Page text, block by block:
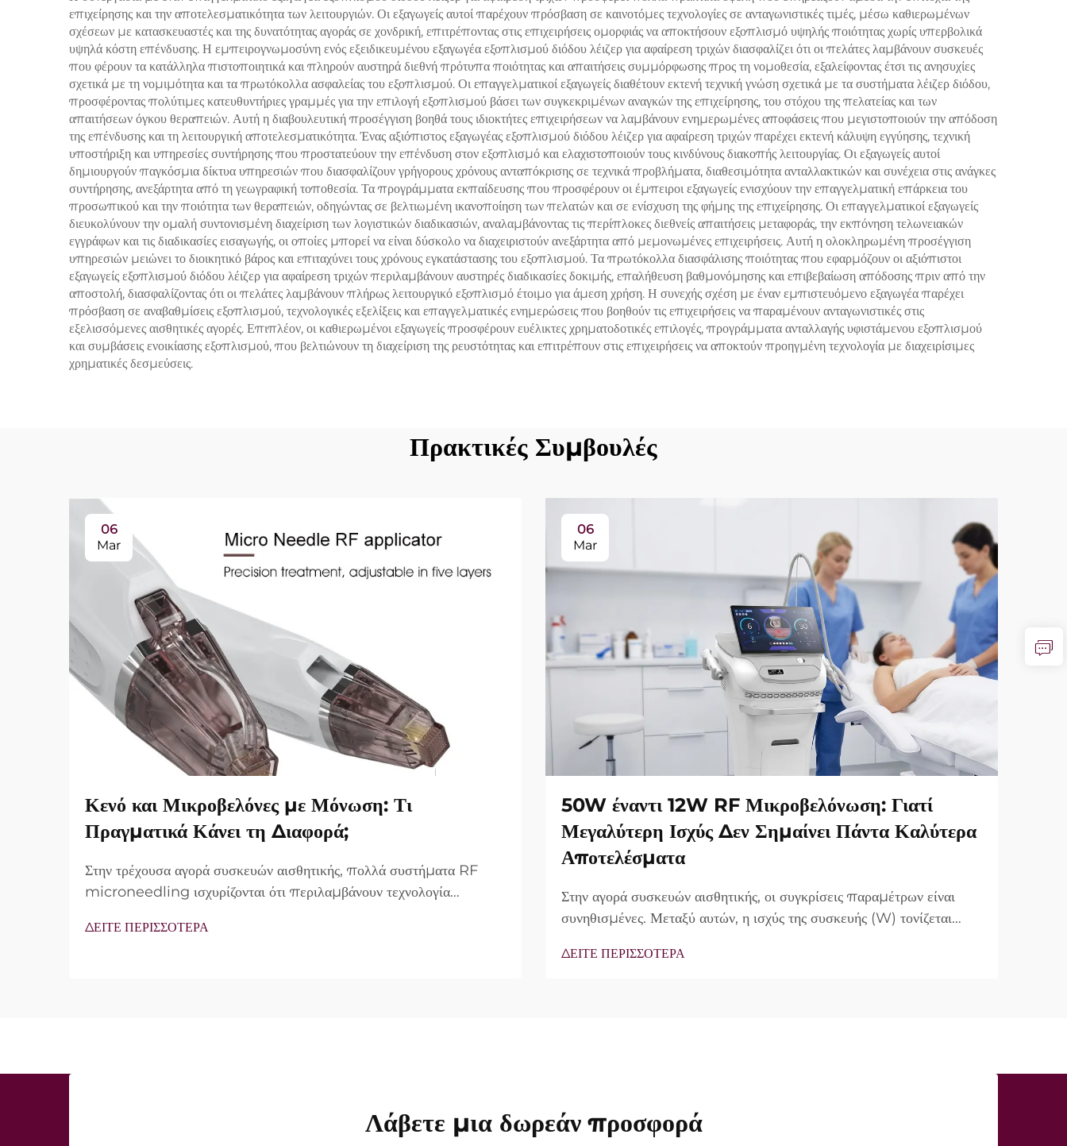
αντιμετώπιση γήρανσης
για αναδιαμόρφωση και
λιπόλυση του σώματος
επιχείρησης και την αποτελεσματικότητα των λειτουργιών. Οι εξαγωγείς αυτοί παρέχουν πρόσβαση σε καινοτόμες τεχνολογίες σε ανταγωνιστικές τιμές, μέσω καθιερωμένων
σχέσεων με κατασκευαστές και της δυνατότητας αγοράς σε χονδρική, επιτρέποντας στις επιχειρήσεις ομορφιάς να αποκτήσουν εξοπλισμό υψηλής ποιότητας χωρίς υπερβολικά
υψηλά κόστη επένδυσης. Η εμπειρογνωμοσύνη ενός εξειδικευμένου εξαγωγέα εξοπλισμού διόδου λέιζερ για αφαίρεση τριχών διασφαλίζει ότι οι πελάτες λαμβάνουν συσκευές
που φέρουν τα κατάλληλα πιστοποιητικά και πληρούν αυστηρά διεθνή πρότυπα ποιότητας και απαιτήσεις συμμόρφωσης προς τη νομοθεσία, εξαλείφοντας έτσι τις ανησυχίες
σχετικά με τη νομιμότητα και τα πρωτόκολλα ασφαλείας του εξοπλισμού. Οι επαγγελματικοί εξαγωγείς διαθέτουν εκτενή τεχνική γνώση σχετικά με τα συστήματα λέιζερ διόδου,
προσφέροντας πολύτιμες κατευθυντήριες γραμμές για την επιλογή εξοπλισμού βάσει των συγκεκριμένων αναγκών της επιχείρησης, του στόχου της πελατείας και των
απαιτήσεων όγκου θεραπειών. Αυτή η διαβουλευτική προσέγγιση βοηθά τους ιδιοκτήτες επιχειρήσεων να λαμβάνουν ενημερωμένες αποφάσεις που μεγιστοποιούν την απόδοση
της επένδυσης και τη λειτουργική αποτελεσματικότητα. Ένας αξιόπιστος εξαγωγέας εξοπλισμού διόδου λέιζερ για αφαίρεση τριχών παρέχει εκτενή κάλυψη εγγύησης, τεχνική
υποστήριξη και υπηρεσίες συντήρησης που προστατεύουν την επένδυση στον εξοπλισμό και ελαχιστοποιούν τους κινδύνους διακοπής λειτουργίας. Οι εξαγωγείς αυτοί
δημιουργούν παγκόσμια δίκτυα υπηρεσιών που διασφαλίζουν γρήγορους χρόνους ανταπόκρισης σε τεχνικά προβλήματα, διαθεσιμότητα ανταλλακτικών και συνέχεια στις ανάγκες
συντήρησης, ανεξάρτητα από τη γεωγραφική τοποθεσία. Τα προγράμματα εκπαίδευσης που προσφέρουν οι έμπειροι εξαγωγείς ενισχύουν την επαγγελματική επάρκεια του
προσωπικού και την ποιότητα των θεραπειών, οδηγώντας σε βελτιωμένη ικανοποίηση των πελατών και σε ενίσχυση της φήμης της επιχείρησης. Οι επαγγελματικοί εξαγωγείς
διευκολύνουν την ομαλή συντονισμένη διαχείριση των λογιστικών διαδικασιών, αναλαμβάνοντας τις περίπλοκες διεθνείς απαιτήσεις μεταφοράς, την εκπόνηση τελωνειακών
εγγράφων και τις διαδικασίες εισαγωγής, οι οποίες μπορεί να είναι δύσκολο να διαχειριστούν ανεξάρτητα από μεμονωμένες επιχειρήσεις. Αυτή η ολοκληρωμένη προσέγγιση
υπηρεσιών μειώνει το διοικητικό βάρος και επιταχύνει τους χρόνους εγκατάστασης του εξοπλισμού. Τα πρωτόκολλα διασφάλισης ποιότητας που εφαρμόζουν οι αξιόπιστοι
εξαγωγείς εξοπλισμού διόδου λέιζερ για αφαίρεση τριχών περιλαμβάνουν αυστηρές διαδικασίες δοκιμής, επαλήθευση βαθμονόμησης και επιβεβαίωση απόδοσης πριν από την
αποστολή, διασφαλίζοντας ότι οι πελάτες λαμβάνουν πλήρως λειτουργικό εξοπλισμό έτοιμο για άμεση χρήση. Η συνεχής σχέση με έναν εμπιστευόμενο εξαγωγέα παρέχει
πρόσβαση σε αναβαθμίσεις εξοπλισμού, τεχνολογικές εξελίξεις και επαγγελματικές ενημερώσεις που βοηθούν τις επιχειρήσεις να παραμένουν ανταγωνιστικές στις
εξελισσόμενες αισθητικές αγορές. Επιπλέον, οι καθιερωμένοι εξαγωγείς προσφέρουν ευέλικτες χρηματοδοτικές επιλογές, προγράμματα ανταλλαγής υφιστάμενου εξοπλισμού
και συμβάσεις ενοικίασης εξοπλισμού, που βελτιώνουν τη διαχείριση της ρευστότητας και επιτρέπουν στις επιχειρήσεις να αποκτούν προηγμένη τεχνολογία με διαχειρίσιμες
χρηματικές δεσμεύσεις.
Πρακτικές Συμβουλές
06
Mar
Κενό και Μικροβελόνες με Μόνωση: Τι
Πραγματικά Κάνει τη Διαφορά;
Στην τρέχουσα αγορά συσκευών αισθητικής, πολλά συστήματα RF
microneedling ισχυρίζονται ότι περιλαμβάνουν τεχνολογία
δεν είναι απλώς αν αυτά τα χαρακτηριστικά υπάρχουν, αλλά πώς
ΔΕΙΤΕ ΠΕΡΙΣΣΟΤΕΡΑ
06
Mar
50W έναντι 12W RF Μικροβελόνωση: Γιατί
Μεγαλύτερη Ισχύς Δεν Σημαίνει Πάντα Καλύτερα
Αποτελέσματα
Στην αγορά συσκευών αισθητικής, οι συγκρίσεις παραμέτρων είναι
συνηθισμένες. Μεταξύ αυτών, η ισχύς της συσκευής (W) τονίζεται
άποψης, η πραγματικότητα είναι πολύ διαφορετική. Σε πολλές
ΔΕΙΤΕ ΠΕΡΙΣΣΟΤΕΡΑ
Λάβετε μια δωρεάν προσφορά